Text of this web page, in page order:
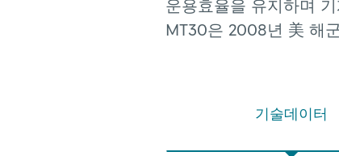
운용효율을 유지하며
MT30은 2008년 美 해
기술데이터